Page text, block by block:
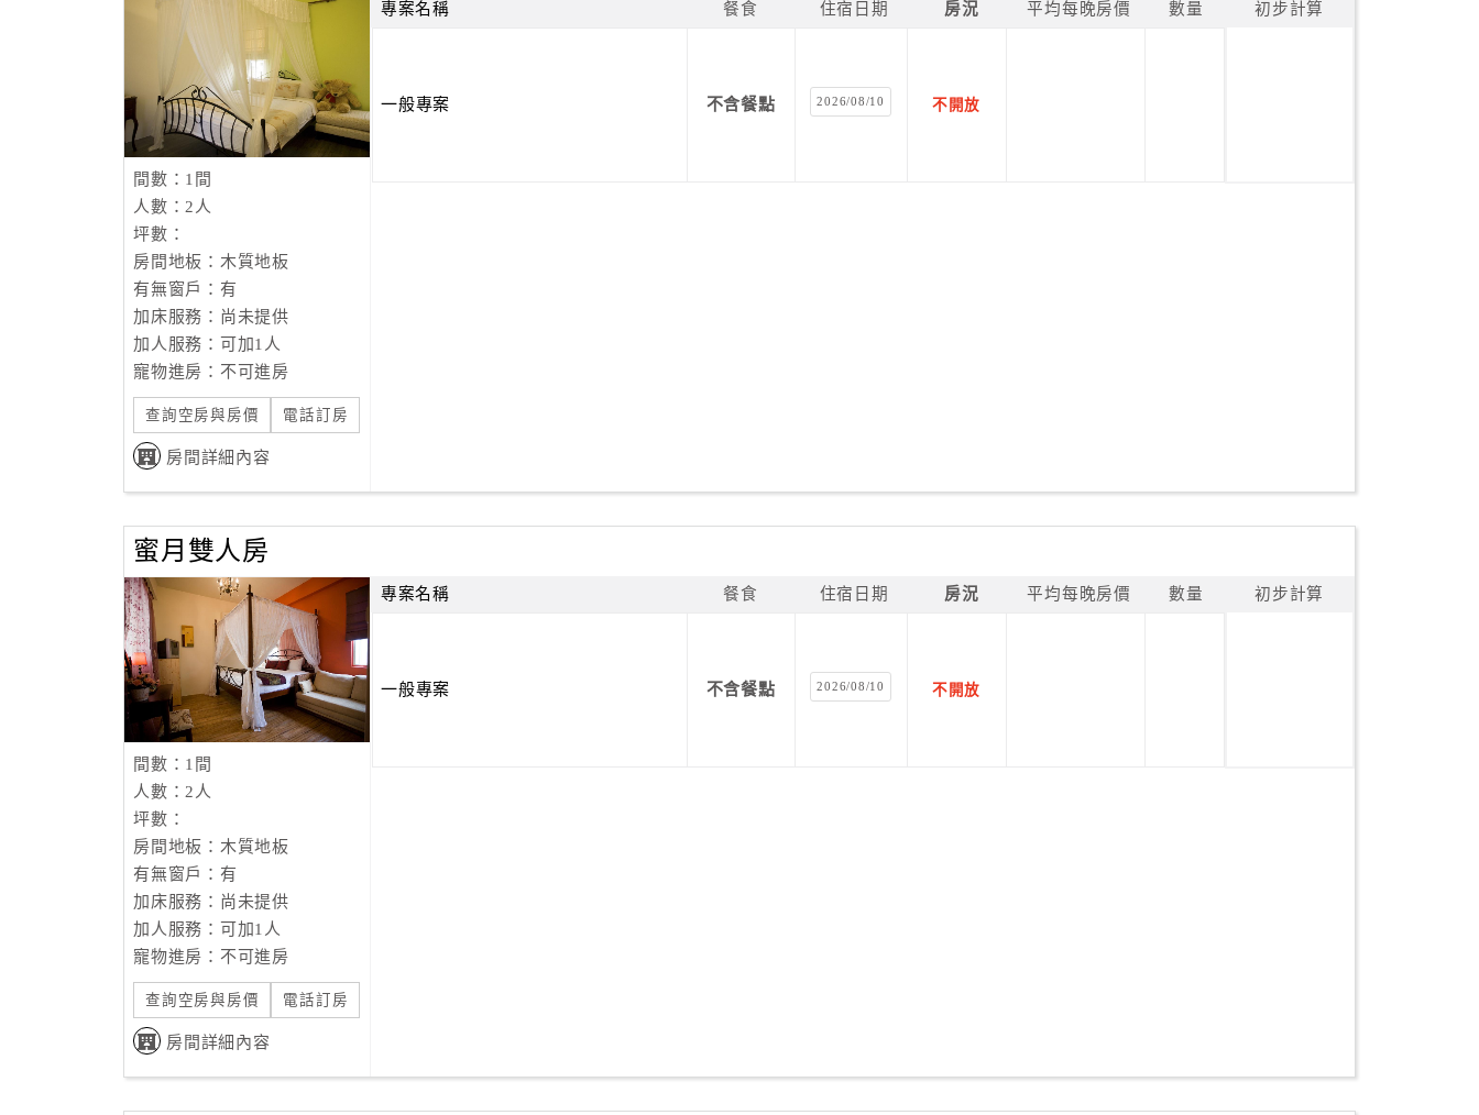
間數：1間
人數：2人
坪數：
房間地板：木質地板
有無窗戶：有
加床服務：尚未提供
加人服務：可加1人
寵物進房：不可進房
查詢空房與房價 電話訂房
房間詳細內容
專案名稱 餐食 住宿日期 房況 平均每晚房價 數量 初步計算
一般專案 不含餐點 2026/08/10 不開放
蜜月雙人房
間數：1間
人數：2人
坪數：
房間地板：木質地板
有無窗戶：有
加床服務：尚未提供
加人服務：可加1人
寵物進房：不可進房
查詢空房與房價 電話訂房
房間詳細內容
專案名稱 餐食 住宿日期 房況 平均每晚房價 數量 初步計算
一般專案 不含餐點 2026/08/10 不開放